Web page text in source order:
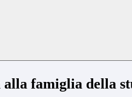
famiglia della